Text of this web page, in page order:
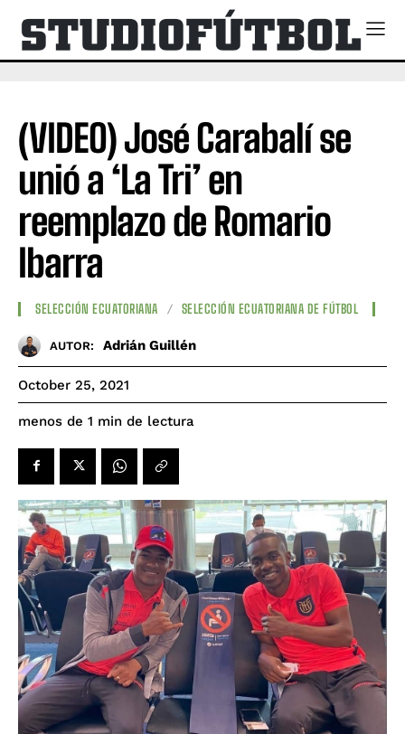
(VIDEO) José Carabalí se
unió a ‘La Tri’ en
reemplazo de Romario
Ibarra
SELECCIÓN ECUATORIANA SELECCIÓN ECUATORIANA DE FÚTBOL
AUTOR: Adrián Guillén
October 25, 2021
menos de 1 min de lectura